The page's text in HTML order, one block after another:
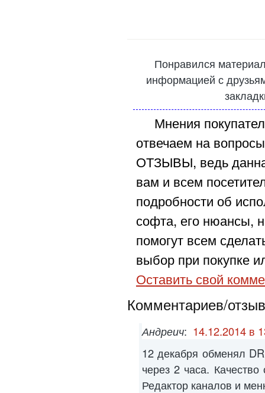
Понравился
информацией с
Мнения
отвечаем на
ОТЗЫВЫ, ведь
вам и всем
подробности об
софта, его нюансы,
помогут всем
выбор при покупке
Оставить свой
Комментариев/
Андреич: 14.12.2014 в
12 декабря обменял
через 2 часа.
Редактор каналов и